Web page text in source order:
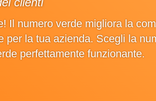
Il numero verde migliora la
la tua azienda. Scegli la
perfettamente funzionante.